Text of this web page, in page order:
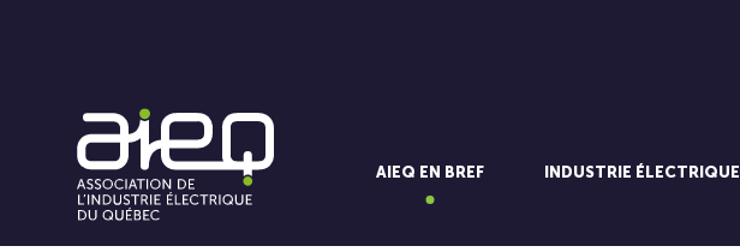
AIEQ EN BREF INDUSTRIE ÉLECTRIQUE